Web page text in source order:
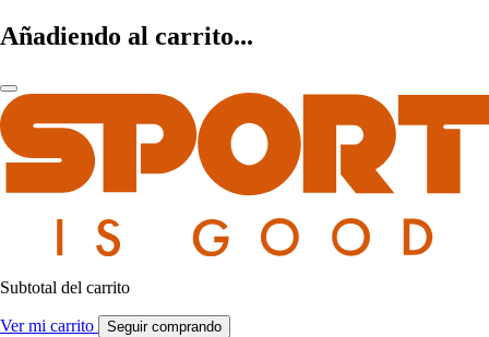
Añadiendo al carrito...
Subtotal del carrito
Ver mi carrito Seguir comprando